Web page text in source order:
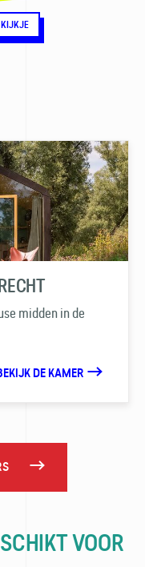
midden in de
DE KAMER
VOOR